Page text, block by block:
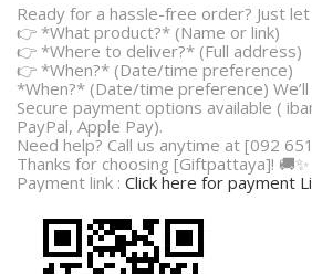
Ready for a hassle-free order? Just let
👉 *What product?* (Name or link)
👉 *Where to deliver?* (Full address)
👉 *When?* (Date/time preference)
*When?* (Date/time preference)
Secure payment options available (
PayPal, Apple Pay).
Need help? Call us anytime at [092
Thanks for choosing [Giftpattaya]! 🚚✨
Payment link : Click here for payment